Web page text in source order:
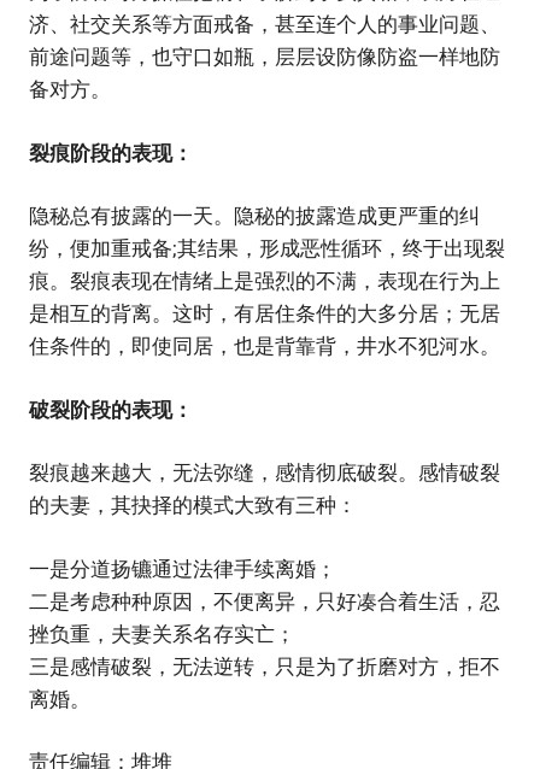
济、社交关系等方面戒备，甚至连个人的事业问题、
前途问题等，也守口如瓶，层层设防像防盗一样地防
备对方。
裂痕阶段的表现：
隐秘总有披露的一天。隐秘的披露造成更严重的纠
纷，便加重戒备;其结果，形成恶性循环，终于出现裂
痕。裂痕表现在情绪上是强烈的不满，表现在行为上
是相互的背离。这时，有居住条件的大多分居；无居
住条件的，即使同居，也是背靠背，井水不犯河水。
破裂阶段的表现：
裂痕越来越大，无法弥缝，感情彻底破裂。感情破裂
的夫妻，其抉择的模式大致有三种：
一是分道扬镳通过法律手续离婚；
二是考虑种种原因，不便离异，只好凑合着生活，忍
挫负重，夫妻关系名存实亡；
三是感情破裂，无法逆转，只是为了折磨对方，拒不
离婚。
责任编辑：堆堆